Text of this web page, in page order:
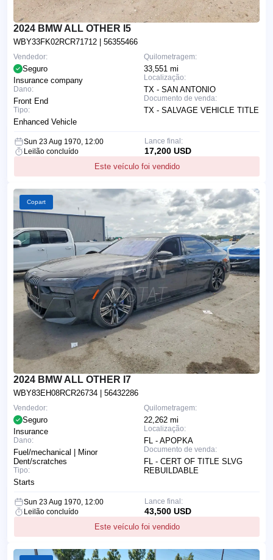
2024 BMW ALL OTHER I5
WBY33FK02RCR71712 | 56355466
Quilometragem:
33,551 mi
Localização:
TX - SAN ANTONIO
Documento de venda:
TX - SALVAGE VEHICLE TITLE
Vendedor:
Seguro
Insurance company
Dano:
Front End
Tipo:
Enhanced Vehicle
Sun 23 Aug 1970, 12:00
Leilão concluído
Este veículo foi vendido
Lance final:
17,200 USD
Copart
2024 BMW ALL OTHER I7
WBY83EH08RCR26734 | 56432286
Quilometragem:
22,262 mi
Localização:
FL - APOPKA
Documento de venda:
FL - CERT OF TITLE SLVG
REBUILDABLE
Vendedor:
Seguro
Insurance
Dano:
Fuel/mechanical | Minor
Dent/scratches
Tipo:
Starts
Sun 23 Aug 1970, 12:00
Leilão concluído
Este veículo foi vendido
Lance final:
43,500 USD